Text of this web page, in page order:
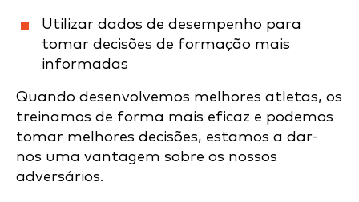
Utilizar dados de desempenho para
tomar decisões de formação mais
informadas
Quando desenvolvemos melhores atletas, os
treinamos de forma mais eficaz e podemos
tomar melhores decisões, estamos a dar-
nos uma vantagem sobre os nossos
adversários.